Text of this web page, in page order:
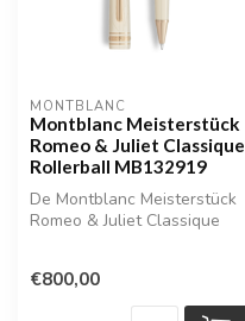
MONTBLANC
Montblanc Meisterstück
Romeo & Juliet Classique
Rollerball MB132919
De Montblanc Meisterstück
Romeo & Juliet Classique
€800,00